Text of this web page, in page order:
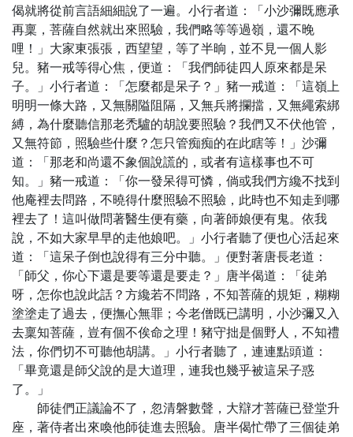
偈就將從前言語細細說了一遍。小行者道：「小沙彌既應承
再稟，菩薩自然就出來照驗，我們略等等過嶺，還不晚
哩！」大家東張張，西望望，等了半晌，並不見一個人影
兒。豬一戒等得心焦，便道：「我們師徒四人原來都是呆
子。」小行者道：「怎麼都是呆子？」豬一戒道：「這嶺上
明明一條大路，又無關隘阻隔，又無兵將攔擋，又無繩索綁
縛，為什麼聽信那老禿驢的胡說要照驗？我們又不伏他管，
又無符節，照驗些什麼？怎只管痴痴的在此瞎等！」沙彌
道：「那老和尚還不象個說謊的，或者有這樣事也不可
知。」豬一戒道：「你一發呆得可憐，倘或我們方纔不找到
他庵裡去問路，不曉得什麼照驗不照驗，此時也不知走到哪
裡去了！這叫做問著醫生便有藥，向著師娘便有鬼。依我
說，不如大家早早的走他娘吧。」小行者聽了便也心活起來
道：「這呆子倒也說得有三分中聽。」便對著唐長老道：
「師父，你心下還是要等還是要走？」唐半偈道：「徒弟
呀，怎你也說此話？方纔若不問路，不知菩薩的規矩，糊糊
塗塗走了過去，便撫心無罪；今老僧既已講明，小沙彌又入
去稟知菩薩，豈有個不俟命之理！豬守拙是個野人，不知禮
法，你們切不可聽他胡講。」小行者聽了，連連點頭道：
「畢竟還是師父說的是大道理，連我也幾乎被這呆子惑
了。」
師徒們正議論不了，忽清磐數聲，大辯才菩薩已登堂升
座，著侍者出來喚他師徒進去照驗。唐半偈忙帶了三個徒弟